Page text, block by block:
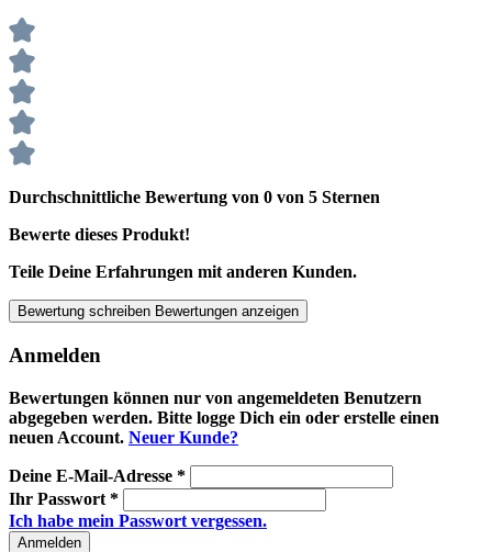
Durchschnittliche Bewertung von 0 von 5 Sternen
Bewerte dieses Produkt!
Teile Deine Erfahrungen mit anderen Kunden.
Bewertung schreiben Bewertungen anzeigen
Anmelden
Bewertungen können nur von angemeldeten Benutzern
abgegeben werden. Bitte logge Dich ein oder erstelle einen
neuen Account. Neuer Kunde?
Deine E-Mail-Adresse *
Ihr Passwort *
Ich habe mein Passwort vergessen.
Anmelden